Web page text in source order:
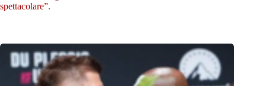
spettacolare”.